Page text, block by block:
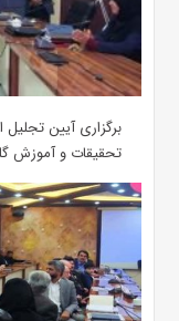
تحقیقات و آموزش